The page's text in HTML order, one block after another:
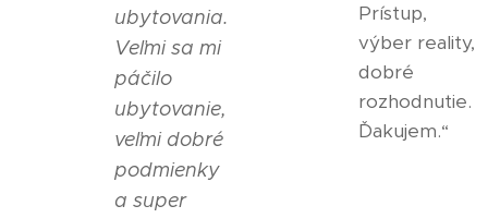
ubytovania.
Veľmi sa mi
páčilo
ubytovanie,
veľmi dobré
podmienky
a super
Prístup,
výber reality,
dobré
rozhodnutie.
Ďakujem.“